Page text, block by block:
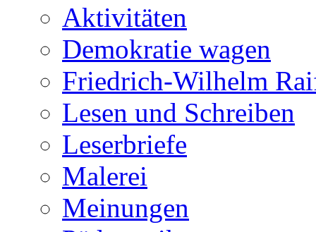
Aktivitäten
Demokratie wagen
Friedrich-Wilhelm
Lesen und Schreiben
Leserbriefe
Malerei
Meinungen